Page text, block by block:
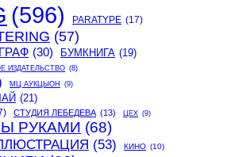
(596) PARATYPE (17)
(57)
(30) БУМКНИГА (19)
ИЗДАТЕЛЬСТВО (8)
МЦ АУКЦЫОН (9)
(21)
СТУДИЯ ЛЕБЕДЕВА (13) ЦЕХ (9)
РУКАМИ (68)
(53) КИНО (10)